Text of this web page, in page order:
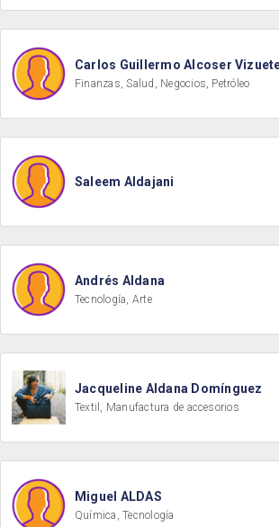
Carlos Guillermo Alcoser
Finanzas, Salud, Negocios, Petróleo
Saleem Aldajani
Andrés Aldana
Tecnología, Arte
Jacqueline Aldana Domínguez
Textil, Manufactura de accesorios
Miguel ALDAS
Química, Tecnología